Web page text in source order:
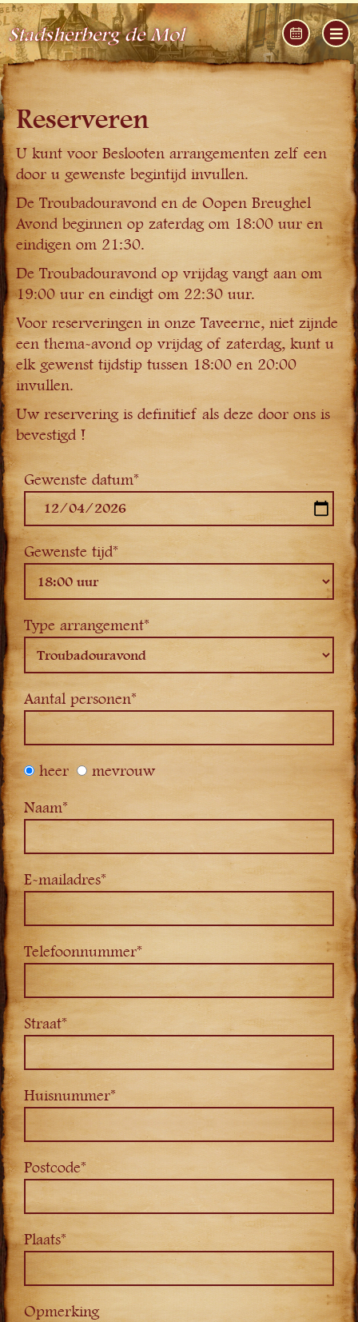
Stadsherberg de Mol
Reserveren
U kunt voor Beslooten arrangementen zelf een
door u gewenste begintijd invullen.
De Troubadouravond en de Oopen Breughel
Avond beginnen op zaterdag om 18:00 uur en
eindigen om 21:30.
De Troubadouravond op vrijdag vangt aan om
19:00 uur en eindigt om 22:30 uur.
Voor reserveringen in onze Taveerne, niet zijnde
een thema-avond op vrijdag of zaterdag, kunt u
elk gewenst tijdstip tussen 18:00 en 20:00
invullen.
Uw reservering is definitief als deze door ons is
bevestigd !
Gewenste datum*
Gewenste tijd*
Type arrangement*
Aantal personen*
heer
mevrouw
Naam*
E-mailadres*
Telefoonnummer*
Straat*
Huisnummer*
Postcode*
Plaats*
Opmerking